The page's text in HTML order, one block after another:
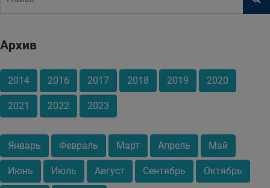
Архив
2014 2016 2017 2018 2019 2020
2021 2022 2023
Январь Февраль Март Апрель Май
Июнь Июль Август Сентябрь Октябрь